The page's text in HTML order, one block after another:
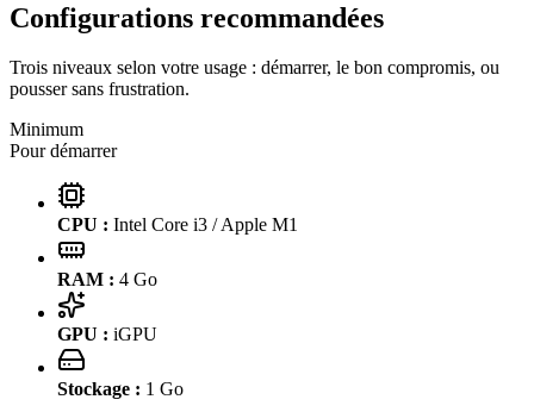
Configurations recommandées
Trois niveaux selon votre usage : démarrer, le bon compromis, ou
pousser sans frustration.
Minimum
Pour démarrer
CPU : Intel Core i3 / Apple M1
RAM : 4 Go
GPU : iGPU
Stockage : 1 Go